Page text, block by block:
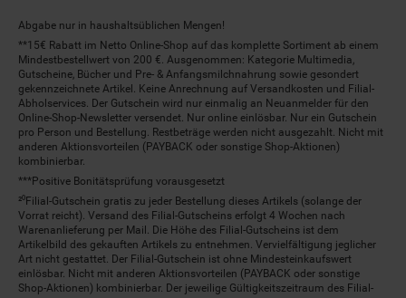
Abgabe nur in haushaltsüblichen Mengen!
**15€ Rabatt im Netto Online-Shop auf das komplette Sortiment ab einem
Mindestbestellwert von 200 €. Ausgenommen: Kategorie Multimedia,
Gutscheine, Bücher und Pre- & Anfangsmilchnahrung sowie gesondert
gekennzeichnete Artikel. Keine Anrechnung auf Versandkosten und Filial-
Abholservices. Der Gutschein wird nur einmalig an Neuanmelder für den
Online-Shop-Newsletter versendet. Nur online einlösbar. Nur ein Gutschein
pro Person und Bestellung. Restbeträge werden nicht ausgezahlt. Nicht mit
anderen Aktionsvorteilen (PAYBACK oder sonstige Shop-Aktionen)
kombinierbar.
***Positive Bonitätsprüfung vorausgesetzt
²⁰Filial-Gutschein gratis zu jeder Bestellung dieses Artikels (solange der
Vorrat reicht). Versand des Filial-Gutscheins erfolgt 4 Wochen nach
Warenanlieferung per Mail. Die Höhe des Filial-Gutscheins ist dem
Artikelbild des gekauften Artikels zu entnehmen. Vervielfältigung jeglicher
Art nicht gestattet. Der Filial-Gutschein ist ohne Mindesteinkaufswert
einlösbar. Nicht mit anderen Aktionsvorteilen (PAYBACK oder sonstige
Shop-Aktionen) kombinierbar. Der jeweilige Gültigkeitszeitraum des Filial-